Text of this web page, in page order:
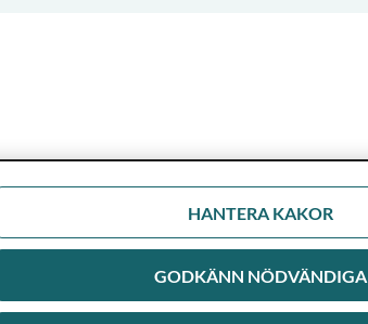
HANTERA KAKOR
GODKÄNN NÖDVÄNDIGA